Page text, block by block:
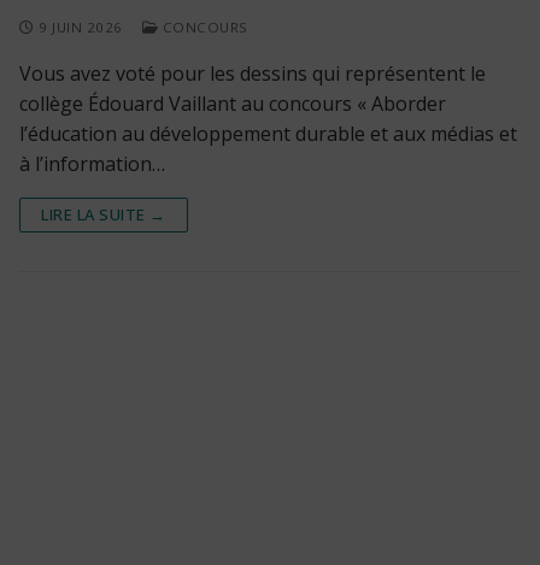
9 JUIN 2026 CONCOURS
Vous avez voté pour les dessins qui représentent le
collège Édouard Vaillant au concours « Aborder
l’éducation au développement durable et aux médias et
à l’information…
LIRE LA SUITE →